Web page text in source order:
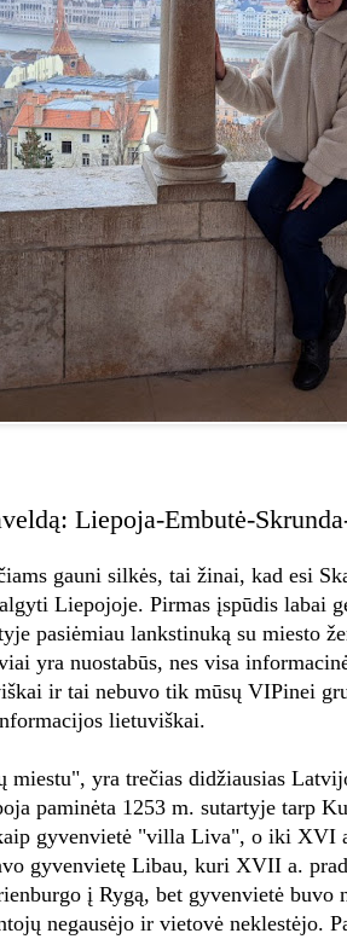
Liepoja-Embutė-
gauni silkės, tai žinai, kad esi
Liepojoje. Pirmas įspūdis labai
pasiėmiau lankstinuką su miesto
yra nuostabūs, nes visa
ir tai nebuvo tik mūsų VIPinei
lietuviškai.
yra trečias didžiausias
paminėta 1253 m. sutartyje tarp
gyvenvietė "villa Liva", o iki XVI
gyvenvietę Libau, kuri XVII a.
į Rygą, bet gyvenvietė
negausėjo ir vietovė neklestėjo.